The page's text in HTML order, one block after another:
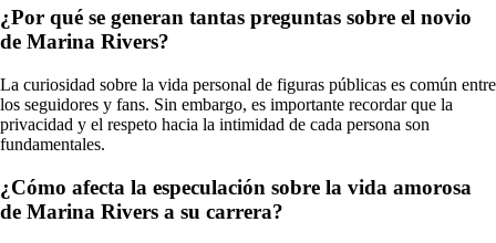
¿Por qué se generan tantas preguntas sobre el novio
de Marina Rivers?
La curiosidad sobre la vida personal de figuras públicas es común entre
los seguidores y fans. Sin embargo, es importante recordar que la
privacidad y el respeto hacia la intimidad de cada persona son
fundamentales.
¿Cómo afecta la especulación sobre la vida amorosa
de Marina Rivers a su carrera?